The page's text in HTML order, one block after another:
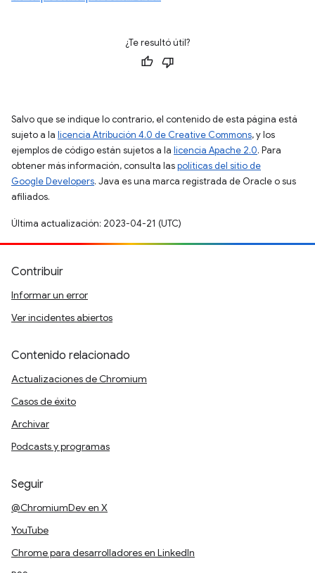
¿Te resultó útil?
Salvo que se indique lo contrario, el contenido de esta página está
sujeto a la licencia Atribución 4.0 de Creative Commons, y los
ejemplos de código están sujetos a la licencia Apache 2.0. Para
obtener más información, consulta laspolíticas del sitio de
Google Developers. Java es una marca registrada de Oracle o sus
afiliados.
Última actualización: 2023-04-21 (UTC)
Contribuir
Informar un error
Ver incidentes abiertos
Contenido relacionado
Actualizaciones de Chromium
Casos de éxito
Archivar
Podcasts y programas
Seguir
@ChromiumDev en X
YouTube
Chrome para desarrolladores en LinkedIn